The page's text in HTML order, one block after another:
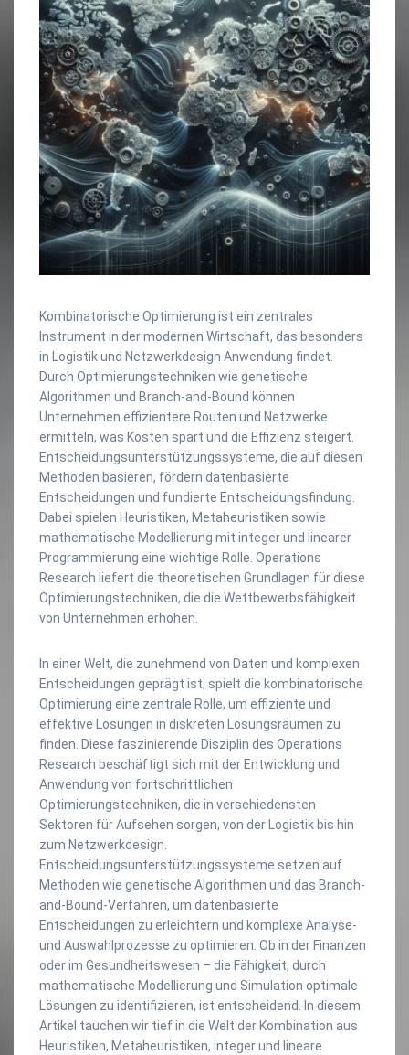
Kombinatorische Optimierung ist ein zentrales
Instrument in der modernen Wirtschaft, das besonders
in Logistik und Netzwerkdesign Anwendung findet.
Durch Optimierungstechniken wie genetische
Algorithmen und Branch-and-Bound können
Unternehmen effizientere Routen und Netzwerke
ermitteln, was Kosten spart und die Effizienz steigert.
Entscheidungsunterstützungssysteme, die auf diesen
Methoden basieren, fördern datenbasierte
Entscheidungen und fundierte Entscheidungsfindung.
Dabei spielen Heuristiken, Metaheuristiken sowie
mathematische Modellierung mit integer und linearer
Programmierung eine wichtige Rolle. Operations
Research liefert die theoretischen Grundlagen für diese
Optimierungstechniken, die die Wettbewerbsfähigkeit
von Unternehmen erhöhen.
In einer Welt, die zunehmend von Daten und komplexen
Entscheidungen geprägt ist, spielt die kombinatorische
Optimierung eine zentrale Rolle, um effiziente und
effektive Lösungen in diskreten Lösungsräumen zu
finden. Diese faszinierende Disziplin des Operations
Research beschäftigt sich mit der Entwicklung und
Anwendung von fortschrittlichen
Optimierungstechniken, die in verschiedensten
Sektoren für Aufsehen sorgen, von der Logistik bis hin
zum Netzwerkdesign.
Entscheidungsunterstützungssysteme setzen auf
Methoden wie genetische Algorithmen und das Branch-
and-Bound-Verfahren, um datenbasierte
Entscheidungen zu erleichtern und komplexe Analyse-
und Auswahlprozesse zu optimieren. Ob in der Finanzen
oder im Gesundheitswesen – die Fähigkeit, durch
mathematische Modellierung und Simulation optimale
Lösungen zu identifizieren, ist entscheidend. In diesem
Artikel tauchen wir tief in die Welt der Kombination aus
Heuristiken, Metaheuristiken, integer und lineare